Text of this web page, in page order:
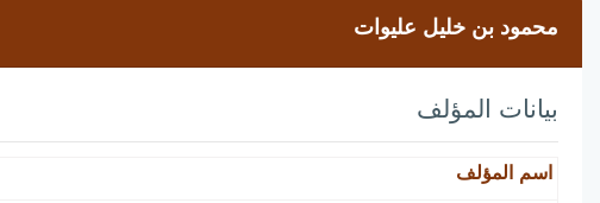
محمود بن خليل عليوات
بيانات المؤلف
اسم المؤلف